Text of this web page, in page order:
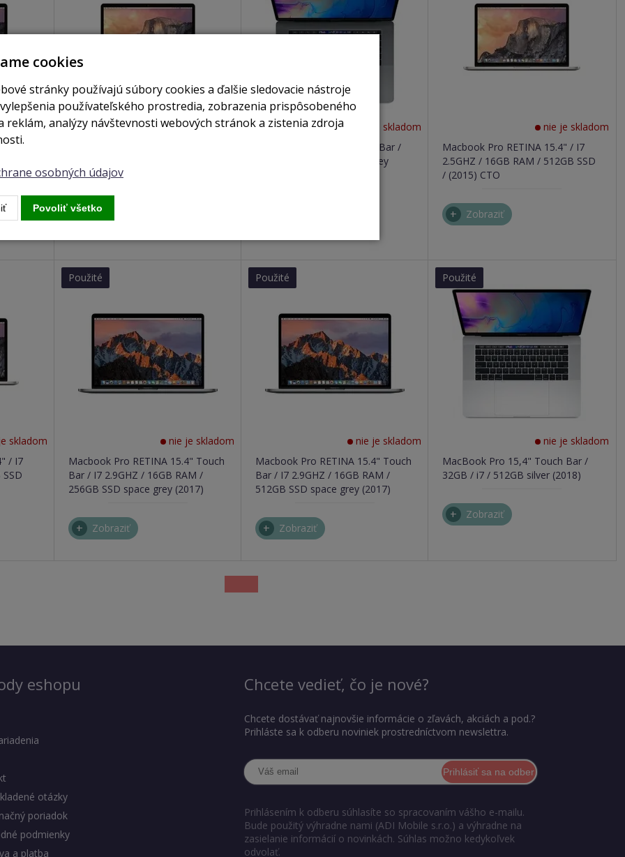
skladom
/ I7
SSD
nie je skladom
GeForce GT 750M 2GB (2014)
Zobraziť
nie je skladom
MacBook Pro 15,4" Touch Bar /
16GB / i7 / 512GB space grey
nie je skladom
Macbook Pro RETINA 15.4" / I7
2.5GHZ / 16GB RAM / 512GB SSD
/ (2015) CTO
Zobraziť
skladom
/ I7
Použité
nie je skladom
Macbook Pro RETINA 15.4" Touch
Bar / I7 2.9GHZ / 16GB RAM /
256GB SSD space grey (2017)
Zobraziť
Použité
nie je skladom
Macbook Pro RETINA 15.4" Touch
Bar / I7 2.9GHZ / 16GB RAM /
512GB SSD space grey (2017)
Zobraziť
Použité
nie je skladom
MacBook Pro 15,4" Touch Bar /
32GB / i7 / 512GB silver (2018)
Zobraziť
eshopu
otázky
poriadok
podmienky
a platba
Chcete vedieť, čo je nové?
Chcete dostávať najnovšie informácie o zľavách, akciách a pod.?
Prihláste sa k odberu noviniek prostredníctvom newslettra.
Prihlásiť sa na odber
Prihlásením k odberu súhlasíte so spracovaním vášho e-mailu.
Bude použitý výhradne nami (ADI Mobile s.r.o.) a výhradne na
zasielanie informácií o novinkách. Súhlas možno kedykoľvek
odvolať.
cookies
stránky používajú súbory cookies a ďalšie sledovacie nástroje
používateľského prostredia, zobrazenia prispôsobeného
reklám, analýzy návštevnosti webových stránok a zistenia zdroja
osobných údajov
Povoliť všetko